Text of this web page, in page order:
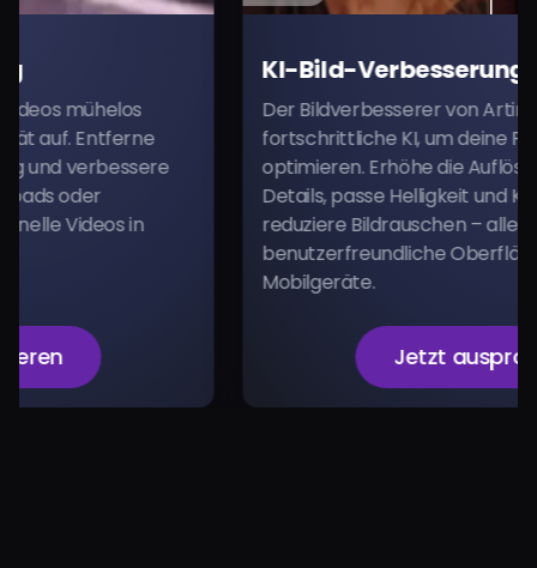
in
KI-Bild-Verbesserung
Der Bildverbesserer von Arting AI nutzt
fortschrittliche KI, um deine Fotos in
optimieren. Erhöhe die Auflösung,
Details, passe Helligkeit und Kontrast
reduziere Bildrauschen – alles über eine
benutzerfreundliche Oberfläche für
Mobilgeräte.
Jetzt ausprobieren